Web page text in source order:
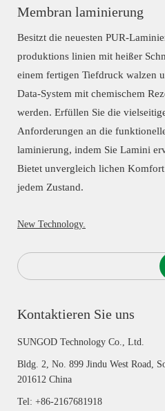
Membran laminierung
Besitzt die neuesten PUR-
produktions linien mit heißer
einem fertigen Tiefdruck walzen
Data-System mit chemischem
werden. Erfüllen Sie die
Anforderungen an die
laminierung, indem Sie Lamini
Bietet unvergleich lichen
jedem Zustand.
New Technology.
Kontaktieren Sie uns
SUNGOD Technology Co., Ltd.
Bldg. 2, No. 899 Jindu West Road,
201612 China
Tel: +86-2167681918